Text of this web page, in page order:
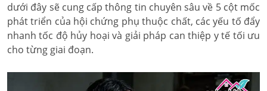
dưới đây sẽ cung cấp thông tin chuyên sâu về 5 cột mốc
phát triển của hội chứng phụ thuộc chất, các yếu tố đẩy
nhanh tốc độ hủy hoại và giải pháp can thiệp y tế tối ưu
cho từng giai đoạn.